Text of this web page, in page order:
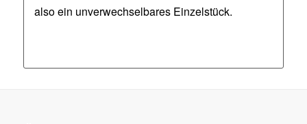
also ein unverwechselbares Einzelstück.